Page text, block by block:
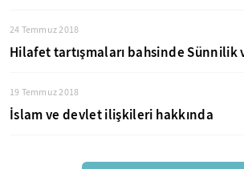
24 Temmuz 2018
Hilafet tartışmaları bahsinde Sünnilik
19 Temmuz 2018
İslam ve devlet ilişkileri hakkında